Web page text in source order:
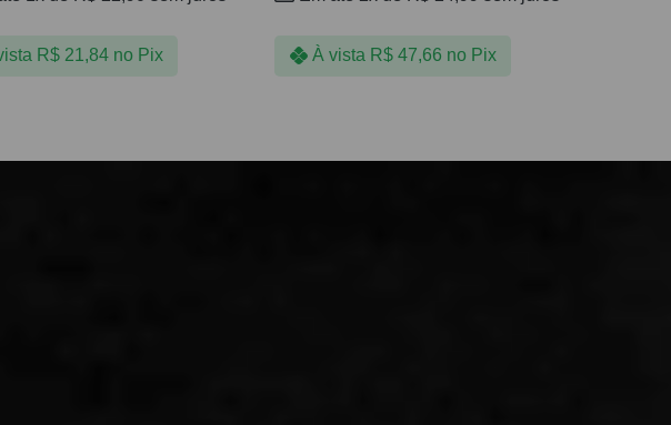
R$21,84 no Pix À vista R$47,66 no Pix